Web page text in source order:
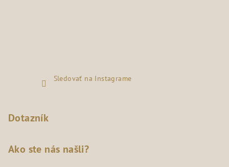
Sledovať na Instagrame
Dotazník
Ako ste nás našli?